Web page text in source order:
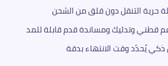
قطني وتدليك ومساندة قدم قابلة للمد